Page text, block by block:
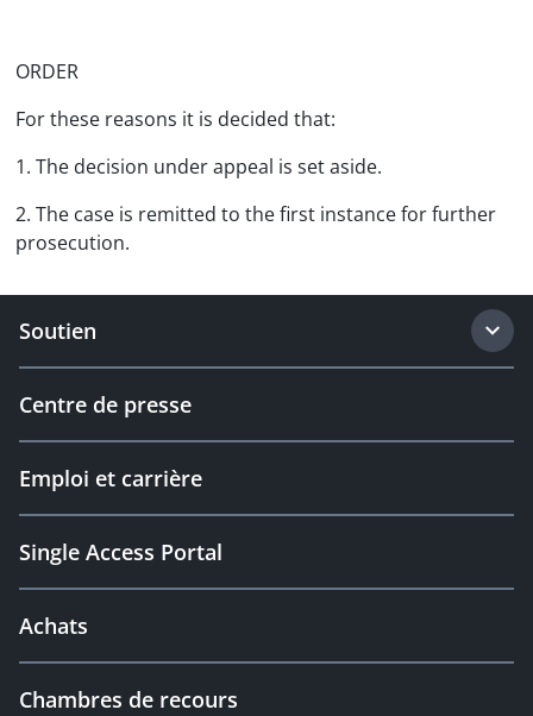
ORDER
For these reasons it is decided that:
1. The decision under appeal is set aside.
2. The case is remitted to the first instance for further
prosecution.
Soutien
Centre de presse
Emploi et carrière
Single Access Portal
Achats
Chambres de recours